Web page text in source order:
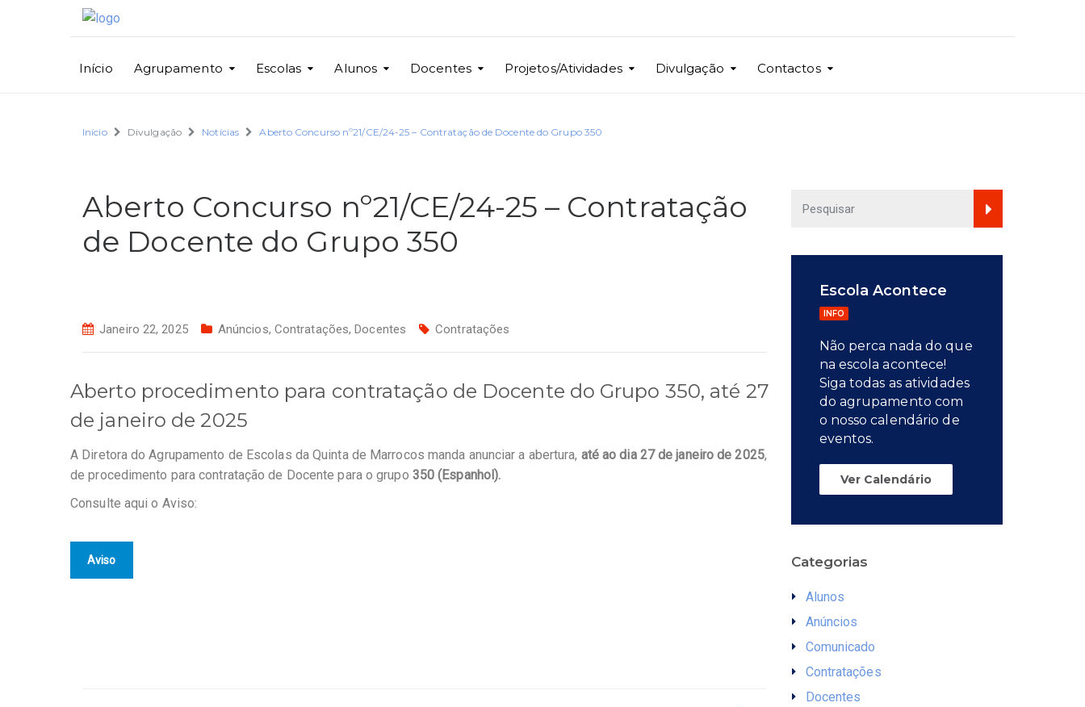
Início Agrupamento Escolas Alunos Docentes Projetos/Atividades Divulgação Contactos
Início Divulgação Notícias Aberto Concurso nº21/CE/24-25 – Contratação de Docente do Grupo 350
Aberto Concurso nº21/CE/24-25 – Contratação
de Docente do Grupo 350
Janeiro 22, 2025 Anúncios, Contratações,Docentes Contratações
Aberto procedimento para contratação de Docente do Grupo 350, até 27
de janeiro de 2025
A Diretora do Agrupamento de Escolas da Quinta de Marrocos manda anunciar a abertura, até ao dia 27 de janeiro de 2025,
de procedimento para contratação de Docente para o grupo 350 (Espanhol).
Consulte aqui o Aviso:
Aviso
Escola Acontece
INFO
Não perca nada do que
na escola acontece!
Siga todas as atividades
do agrupamento com
o nosso calendário de
eventos.
Ver Calendário
Categorias
Alunos
Anúncios
Comunicado
Contratações
Docentes